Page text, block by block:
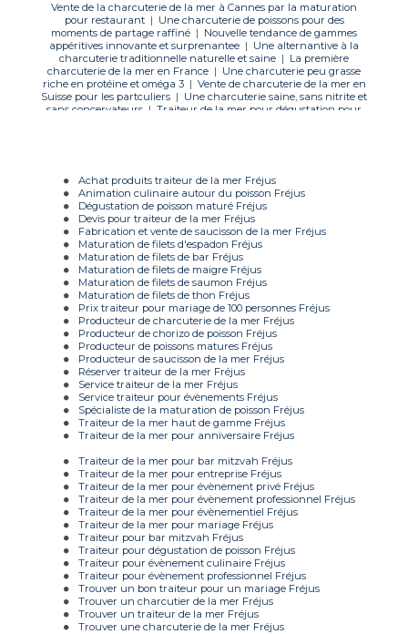
Vente de la charcuterie de la mer à Cannes par la maturation
pour restaurant | Une charcuterie de poissons pour des
moments de partage raffiné | Nouvelle tendance de gammes
appéritives innovante et surprenantee | Une alternantive à la
charcuterie traditionnelle naturelle et saine | La première
charcuterie de la mer en France | Une charcuterie peu grasse
riche en protéine et oméga 3 | Vente de charcuterie de la mer en
Suisse pour les partculiers | Une charcuterie saine, sans nitrite et
sans concervateurs | Traiteur de la mer pour dégustation pour
Achat produits traiteur de la mer Fréjus
Animation culinaire autour du poisson Fréjus
Dégustation de poisson maturé Fréjus
Devis pour traiteur de la mer Fréjus
Fabrication et vente de saucisson de la mer Fréjus
Maturation de filets d'espadon Fréjus
Maturation de filets de bar Fréjus
Maturation de filets de maigre Fréjus
Maturation de filets de saumon Fréjus
Maturation de filets de thon Fréjus
Prix traiteur pour mariage de 100 personnes Fréjus
Producteur de charcuterie de la mer Fréjus
Producteur de chorizo de poisson Fréjus
Producteur de poissons matures Fréjus
Producteur de saucisson de la mer Fréjus
Réserver traiteur de la mer Fréjus
Service traiteur de la mer Fréjus
Service traiteur pour évènements Fréjus
Spécialiste de la maturation de poisson Fréjus
Traiteur de la mer haut de gamme Fréjus
Traiteur de la mer pour anniversaire Fréjus
Traiteur de la mer pour bar mitzvah Fréjus
Traiteur de la mer pour entreprise Fréjus
Traiteur de la mer pour évènement privé Fréjus
Traiteur de la mer pour évènement professionnel Fréjus
Traiteur de la mer pour évènementiel Fréjus
Traiteur de la mer pour mariage Fréjus
Traiteur pour bar mitzvah Fréjus
Traiteur pour dégustation de poisson Fréjus
Traiteur pour évènement culinaire Fréjus
Traiteur pour évènement professionnel Fréjus
Trouver un bon traiteur pour un mariage Fréjus
Trouver un charcutier de la mer Fréjus
Trouver un traiteur de la mer Fréjus
Trouver une charcuterie de la mer Fréjus